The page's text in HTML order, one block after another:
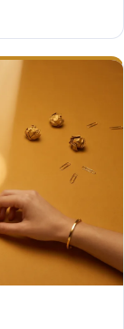
serif para
dos fuentes
no sepa